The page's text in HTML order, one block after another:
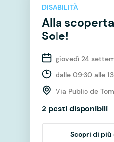
DISABILITÀ
Alla
Sole!
giovedì 24
dalle 09:30 alle
Via Publio de
2 posti disponibili
Scopri di più